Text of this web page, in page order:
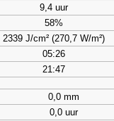
9,4 uur
58%
2339 J/cm² (270,7 W/m²)
05:26
21:47
0,0 mm
0,0 uur